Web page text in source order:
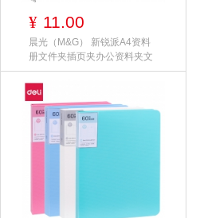
¥ 11.00
晨光（M&G） 新锐派A4资料
册文件夹插页夹办公资料夹文